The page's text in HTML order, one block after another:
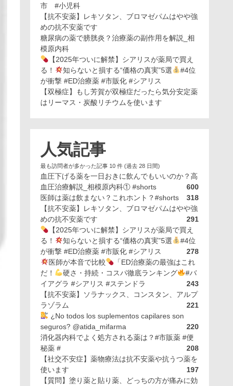
市 #小児科
【抗不安薬】レキソタン、ブロマゼパムはやや強
めの抗不安薬です
糖尿病の薬で膀胱炎？治療薬の副作用を解説_相
模原内科
【2025年ついに解禁】シアリスが薬局で買え
る！
知らないと損する“価格の真実”5選
#4位
が衝撃 #ED治療薬 #市販化 #シアリス
【双極症】もし芳賀が双極症だったら気分安定薬
はリーマス・炭酸リチウムを使います
人気記事
最も訪問者が多かった記事 10 件 (過去 28 日間)
血圧下げる薬を一日おきに飲んでもいいのか？高
血圧治療解説_相模原内科① #shorts
600
医師は薬は飲まない？これホント？#shorts
318
【抗不安薬】レキソタン、ブロマゼパムはやや強
めの抗不安薬です
291
【2025年ついに解禁】シアリスが薬局で買え
る！
知らないと損する“価格の真実”5選
#4位
が衝撃 #ED治療薬 #市販化 #シアリス
278
医師が本音で比較
「ED治療薬の最強はこれ
だ！
硬さ・持続・コスパ徹底ランキング
#バ
イアグラ #シアリス #ステンドラ
243
【抗不安薬】ソラナックス、コンスタン、アルプ
ラゾラム
221
¿No todos los suplementos capilares son
seguros? @atida_mifarma
220
消化器内科でよく処方される薬は？#市販薬 #便
秘薬 #
208
【社交不安症】薬物療法は抗不安薬や抗うつ薬を
使います
197
【質問】塗り薬と貼り薬、どっちの方が痛みに効